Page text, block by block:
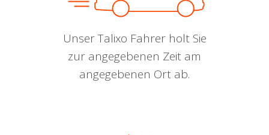
Unser Talixo Fahrer holt Sie
zur angegebenen Zeit am
angegebenen Ort ab.